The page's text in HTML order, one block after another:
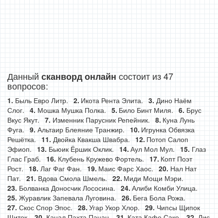
Данный сканворд онлайн состоит из 47
вопросов:
Быль Евро Литр. Икота Рента Элита.
Дино Наём
Слог.
Мошка Мушка Полка. Било Бинт Миля.
Брус
Вкус Якут.
Изменник Парусник Репейник.
Куна Лунь
Фуга.
Альтаир Блеяние Транжир.
Игрунка Обвязка
Решётка.
Двойка Квакша Швабра.
Потоп Салоп
Эфиоп.
Бьюик Ёршик Оклик. Аул Мол Мул.
Глаз
Глас Граб.
Клубень Кружево Фортель.
Копт Поэт
Рост.
Лаг Фаг Фан. Маис Фарс Хаос.
Нал Нат
Пат.
Вдова Смола Шмель.
Миди Мощи Мэри.
Болванка Доносчик Лососина.
Алиби Комби Улица.
Журавлик Запевала Луговина.
Бега Бола Рожа.
Скос Спор Эпос.
Угар Укор Хлор.
Чипсы Щипок